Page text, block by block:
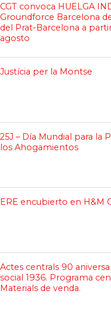
CGT convoca HUELGA
Groundforce Barcelona
del Prat-Barcelona a
agosto
Justícia per la Montse
25J – Día Mundial para la
los Ahogamientos
ERE encubierto en H&M
Actes centrals 90
social 1936. Programa
Materials de venda.